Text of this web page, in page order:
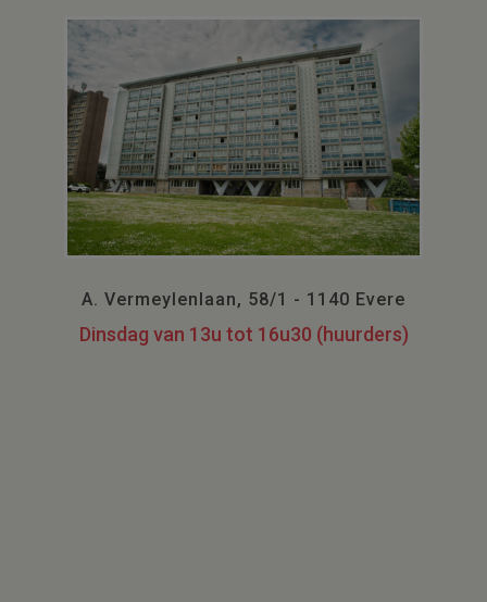
A. Vermeylenlaan, 58/1 - 1140 Evere
Dinsdag van 13u tot 16u30 (huurders)